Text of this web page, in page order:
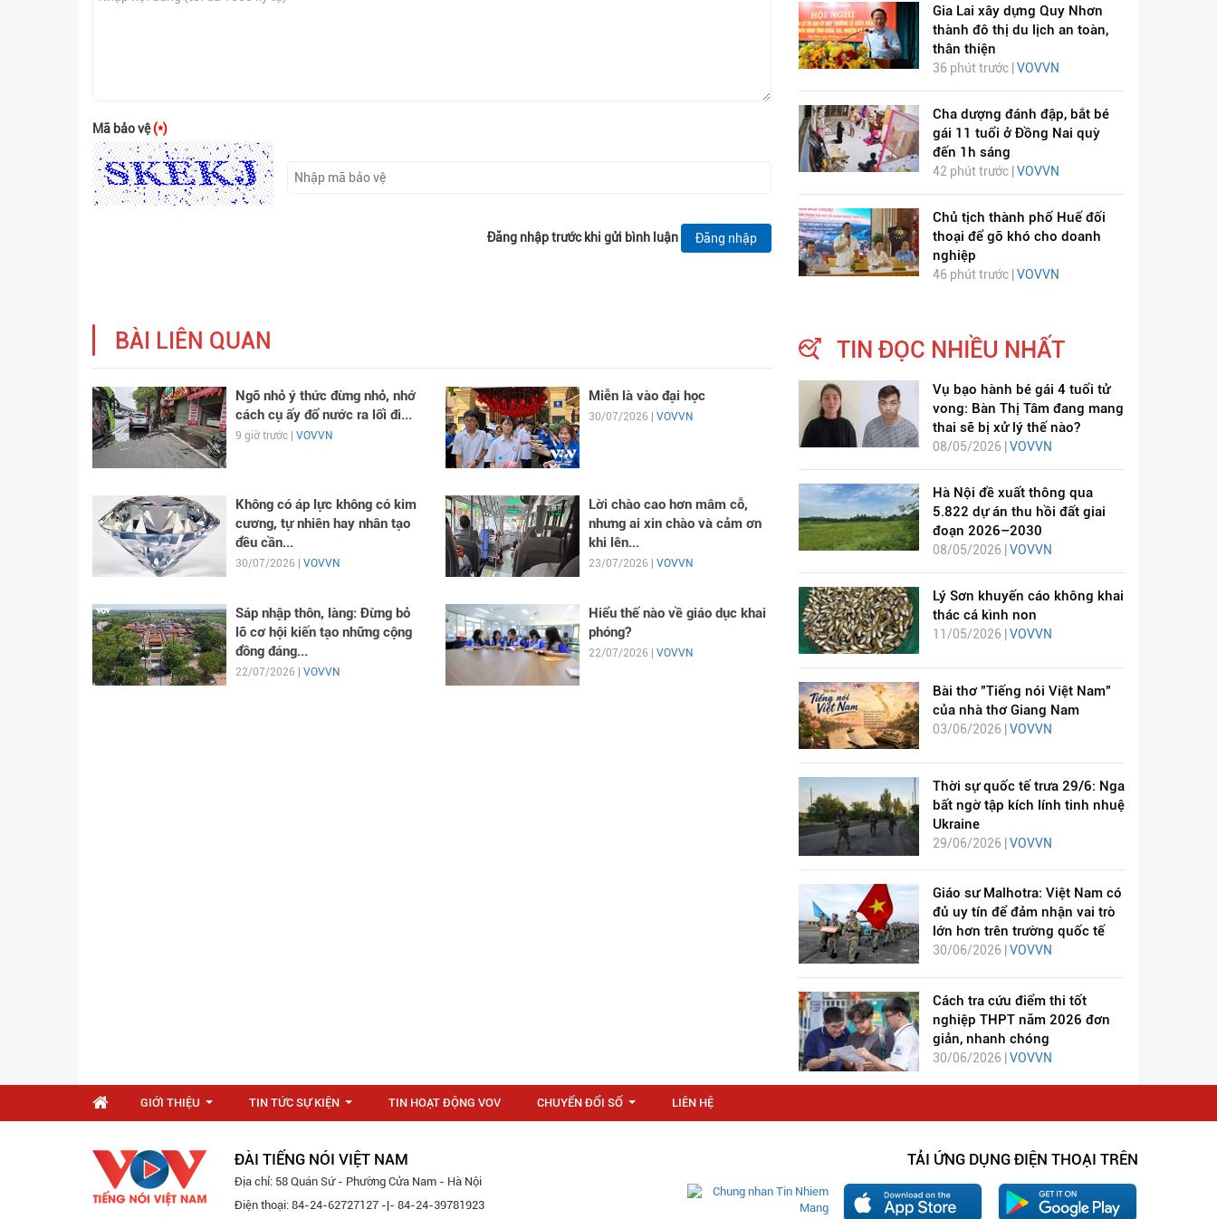
Mã bảo vệ(*)
Đăng nhập trước khi gửi bình luận Đăng nhập
BÀI LIÊN QUAN
Ngõ nhỏ ý thức đừng nhỏ, nhớ
cách cụ ấy đổ nước ra lối đi...
9 giờ trước | VOVVN
Miễn là vào đại học
30/07/2026 | VOVVN
Không có áp lực không có kim
cương, tự nhiên hay nhân tạo
đều cần...
30/07/2026 | VOVVN
Lời chào cao hơn mâm cỗ,
nhưng ai xin chào và cảm ơn
khi lên...
23/07/2026 | VOVVN
Sáp nhập thôn, làng: Đừng bỏ
lỡ cơ hội kiến tạo những cộng
đồng đáng...
22/07/2026 | VOVVN
Hiểu thế nào về giáo dục khai
phóng?
22/07/2026 | VOVVN
Gia Lai xây dựng Quy Nhơn
thành đô thị du lịch an toàn,
thân thiện
36 phút trước | VOVVN
Cha dượng đánh đập, bắt bé
gái 11 tuổi ở Đồng Nai quỳ
đến 1h sáng
42 phút trước | VOVVN
Chủ tịch thành phố Huế đối
thoại để gỡ khó cho doanh
nghiệp
46 phút trước | VOVVN
TIN ĐỌC NHIỀU NHẤT
Vụ bạo hành bé gái 4 tuổi tử
vong: Bàn Thị Tâm đang mang
thai sẽ bị xử lý thế nào?
08/05/2026 | VOVVN
Hà Nội đề xuất thông qua
5.822 dự án thu hồi đất giai
đoạn 2026–2030
08/05/2026 | VOVVN
Lý Sơn khuyến cáo không khai
thác cá kình non
11/05/2026 | VOVVN
Bài thơ "Tiếng nói Việt Nam"
của nhà thơ Giang Nam
03/06/2026 | VOVVN
Thời sự quốc tế trưa 29/6: Nga
bất ngờ tập kích lính tinh nhuệ
Ukraine
29/06/2026 | VOVVN
Giáo sư Malhotra: Việt Nam có
đủ uy tín để đảm nhận vai trò
lớn hơn trên trường quốc tế
30/06/2026 | VOVVN
Cách tra cứu điểm thi tốt
nghiệp THPT năm 2026 đơn
giản, nhanh chóng
30/06/2026 | VOVVN
GIỚI THIỆU TIN TỨC SỰ KIỆN TIN HOẠT ĐỘNG VOV CHUYỂN ĐỔI SỐ LIÊN HỆ
ĐÀI TIẾNG NÓI VIỆT NAM
Địa chỉ: 58 Quán Sứ - Phường Cửa Nam - Hà Nội
Điện thoại: 84-24-62727127 -|- 84-24-39781923
TẢI ỨNG DỤNG ĐIỆN THOẠI TRÊN